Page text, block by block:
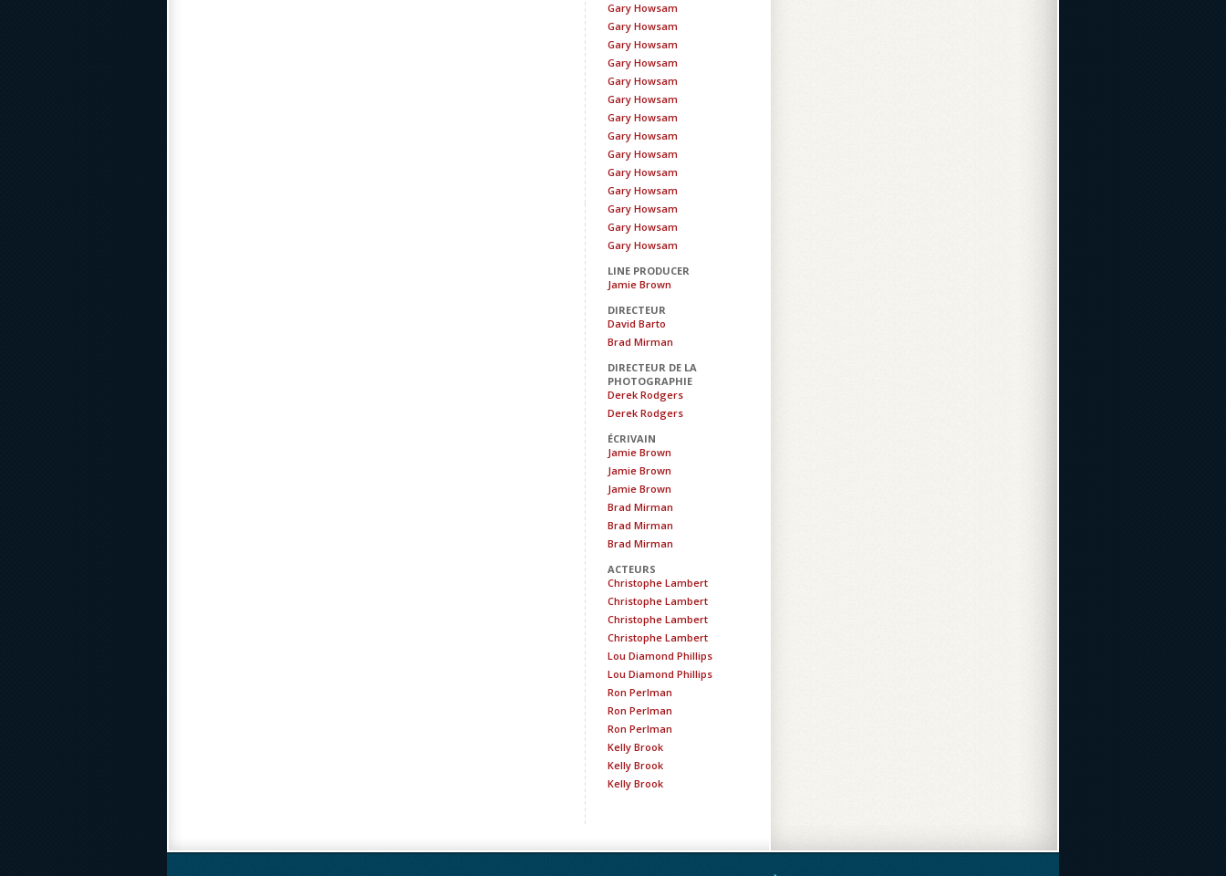
Gary Howsam
Gary Howsam
Gary Howsam
Gary Howsam
Gary Howsam
Gary Howsam
Gary Howsam
Gary Howsam
Gary Howsam
Gary Howsam
Gary Howsam
Gary Howsam
Gary Howsam
Gary Howsam
LINE PRODUCER
Jamie Brown
DIRECTEUR
David Barto
Brad Mirman
DIRECTEUR DE LA
PHOTOGRAPHIE
Derek Rodgers
Derek Rodgers
ÉCRIVAIN
Jamie Brown
Jamie Brown
Jamie Brown
Brad Mirman
Brad Mirman
Brad Mirman
ACTEURS
Christophe Lambert
Christophe Lambert
Christophe Lambert
Christophe Lambert
Lou Diamond Phillips
Lou Diamond Phillips
Ron Perlman
Ron Perlman
Ron Perlman
Kelly Brook
Kelly Brook
Kelly Brook